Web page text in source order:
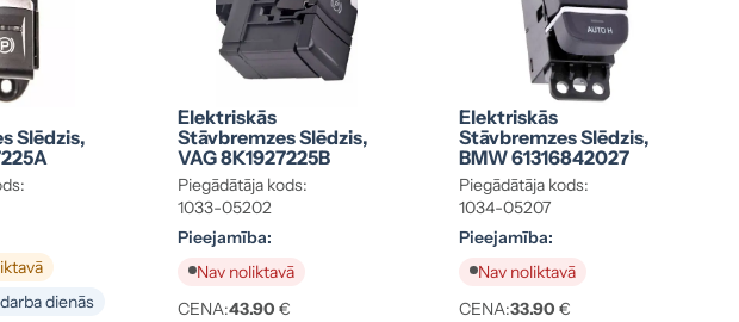
Slēdzis,
dienās
Elektriskās
Stāvbremzes Slēdzis,
VAG 8K1927225B
Piegādātāja kods:
1033-05202
Pieejamība:
Nav noliktavā
CENA:43.90 €
Elektriskās
Stāvbremzes Slēdzis,
BMW 61316842027
Piegādātāja kods:
1034-05207
Pieejamība:
Nav noliktavā
CENA:33.90 €